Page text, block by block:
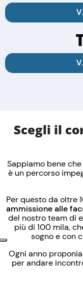
Scegli il
Sappiamo bene che
è un percorso
Per questo da oltre
ammissione alle
del nostro team di
più di 100 mila,
sogno e con
Ogni anno
per andare